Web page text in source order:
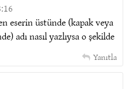
eserin üstünde (kapak veya
adı nasıl yazlıysa o şekilde
Yanıtla